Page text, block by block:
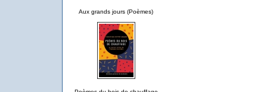
Aux grands jours (Poèmes)